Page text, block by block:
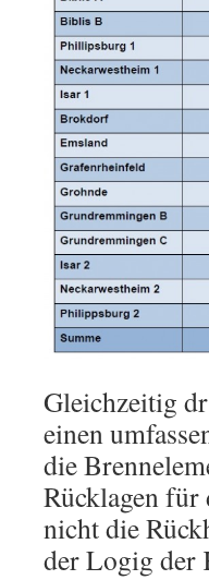
Gleichzeitig
einen
die
Rücklagen für
nicht die
der Logig der